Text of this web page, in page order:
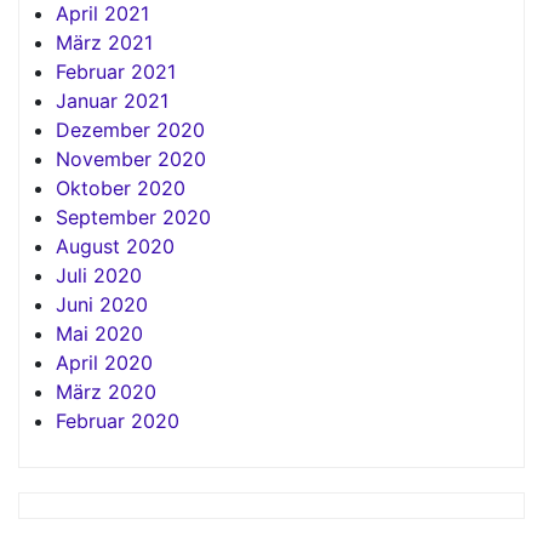
April 2021
März 2021
Februar 2021
Januar 2021
Dezember 2020
November 2020
Oktober 2020
September 2020
August 2020
Juli 2020
Juni 2020
Mai 2020
April 2020
März 2020
Februar 2020